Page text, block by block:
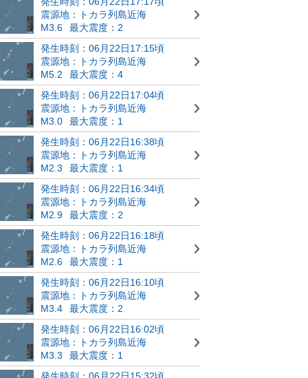
震源地：トカラ列島近海
M3.6
最大震度：2
発生時刻：06月22日17:15頃
震源地：トカラ列島近海
M5.2
最大震度：4
発生時刻：06月22日17:04頃
震源地：トカラ列島近海
M3.0
最大震度：1
発生時刻：06月22日16:38頃
震源地：トカラ列島近海
M2.3
最大震度：1
発生時刻：06月22日16:34頃
震源地：トカラ列島近海
M2.9
最大震度：2
発生時刻：06月22日16:18頃
震源地：トカラ列島近海
M2.6
最大震度：1
発生時刻：06月22日16:10頃
震源地：トカラ列島近海
M3.4
最大震度：2
発生時刻：06月22日16:02頃
震源地：トカラ列島近海
M3.3
最大震度：1
発生時刻：06月22日15:32頃